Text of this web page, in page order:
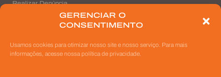
GERENCIAR O
CONSENTIMENTO
Usamos cookies para otimizar nosso site e nosso serviço. Para mais
informações, acesse nossa política de privacidade.
Realizar Denúncia